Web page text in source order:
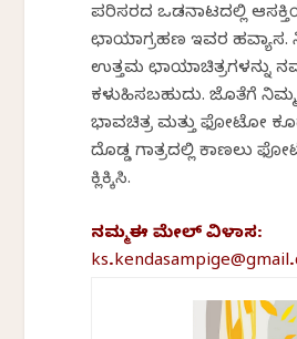
ಪರಿಸರದ ಒಡನಾಟದಲ್ಲಿ
ಛಾಯಾಗ್ರಹಣ ಇವರ ಹವ್ಯಾಸ.
ಉತ್ತಮ ಛಾಯಾಚಿತ್ರಗಳನ್ನು
ಕಳುಹಿಸಬಹುದು. ಜೊತೆಗೆ
ಭಾವಚಿತ್ರ ಮತ್ತು ಫೋಟೋ
ದೊಡ್ಡ ಗಾತ್ರದಲ್ಲಿ ಕಾಣಲು
ಕ್ಲಿಕ್ಕಿಸಿ.
ನಮ್ಮ ಈ ಮೇಲ್‌ ವಿಳಾಸ: